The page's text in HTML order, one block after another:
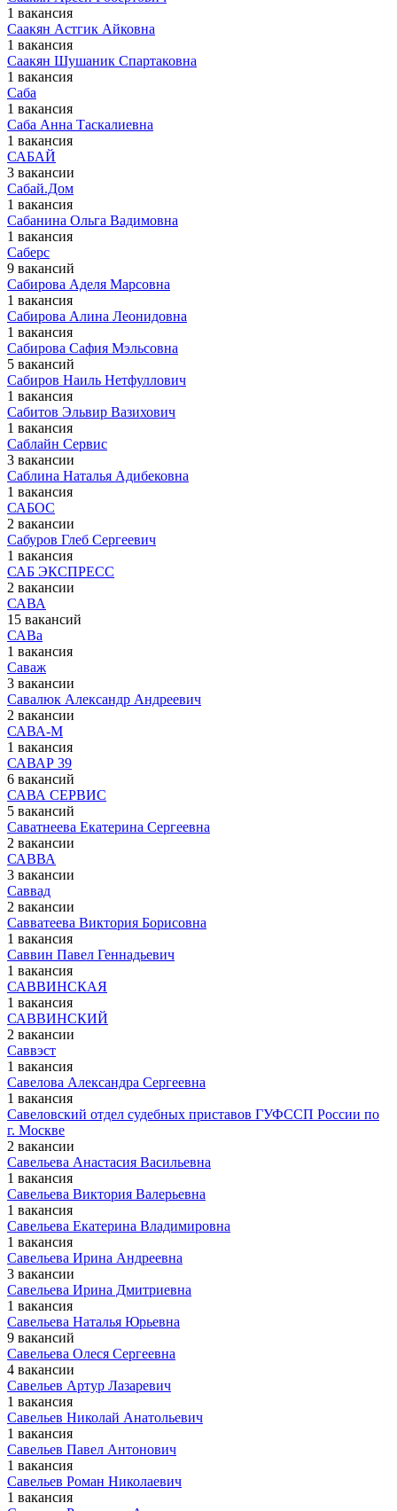
1 вакансия
Саакян Астгик Айковна
1 вакансия
Саакян Шушаник Спартаковна
1 вакансия
Саба
1 вакансия
Саба Анна Таскалиевна
1 вакансия
САБАЙ
3 вакансии
Сабай.Дом
1 вакансия
Сабанина Ольга Вадимовна
1 вакансия
Саберс
9 вакансий
Сабирова Аделя Марсовна
1 вакансия
Сабирова Алина Леонидовна
1 вакансия
Сабирова Сафия Мэльсовна
5 вакансий
Сабиров Наиль Нетфуллович
1 вакансия
Сабитов Эльвир Вазихович
1 вакансия
Саблайн Сервис
3 вакансии
Саблина Наталья Адибековна
1 вакансия
САБОС
2 вакансии
Сабуров Глеб Сергеевич
1 вакансия
САБ ЭКСПРЕСС
2 вакансии
САВА
15 вакансий
САВа
1 вакансия
Саваж
3 вакансии
Савалюк Александр Андреевич
2 вакансии
САВА-М
1 вакансия
САВАР 39
6 вакансий
САВА СЕРВИС
5 вакансий
Саватнеева Екатерина Сергеевна
2 вакансии
САВВА
3 вакансии
Саввад
2 вакансии
Савватеева Виктория Борисовна
1 вакансия
Саввин Павел Геннадьевич
1 вакансия
САВВИНСКАЯ
1 вакансия
САВВИНСКИЙ
2 вакансии
Саввэст
1 вакансия
Савелова Александра Сергеевна
1 вакансия
Савеловский отдел судебных приставов ГУФССП России по
г. Москве
2 вакансии
Савельева Анастасия Васильевна
1 вакансия
Савельева Виктория Валерьевна
1 вакансия
Савельева Екатерина Владимировна
1 вакансия
Савельева Ирина Андреевна
3 вакансии
Савельева Ирина Дмитриевна
1 вакансия
Савельева Наталья Юрьевна
9 вакансий
Савельева Олеся Сергеевна
4 вакансии
Савельев Артур Лазаревич
1 вакансия
Савельев Николай Анатольевич
1 вакансия
Савельев Павел Антонович
1 вакансия
Савельев Роман Николаевич
1 вакансия